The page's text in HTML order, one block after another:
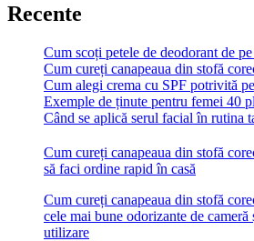
Recente
Cum scoți petele de deodorant de
Cum cureți canapeaua din stofă
Cum alegi crema cu SPF potrivită
Exemple de ținute pentru femei 40
Când se aplică serul facial în rutina
Cum cureți canapeaua din stofă
să faci ordine rapid în casă
Cum cureți canapeaua din stofă
cele mai bune odorizante de
utilizare